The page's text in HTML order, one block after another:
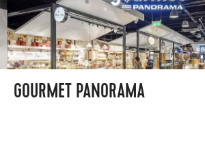
GOURMET PANORAMA